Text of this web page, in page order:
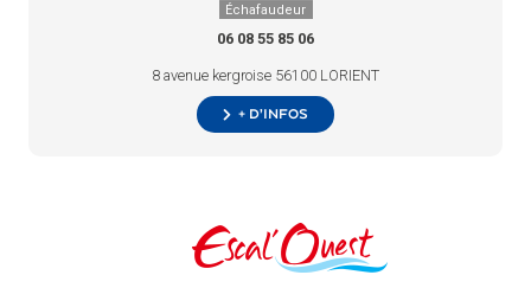
Échafaudeur
06 08 55 85 06
8 avenue kergroise 56100 LORIENT
+ d’infos